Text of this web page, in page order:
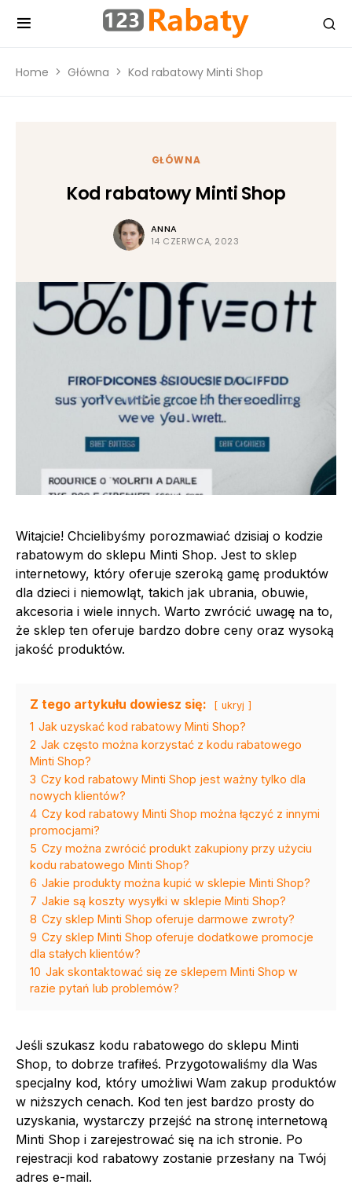
Home Główna Kod rabatowy Minti Shop
GŁÓWNA
Kod rabatowy Minti Shop
ANNA
14 CZERWCA, 2023
Witajcie! Chcielibyśmy porozmawiać dzisiaj o kodzie
rabatowym do sklepu Minti Shop. Jest to sklep
internetowy, który oferuje szeroką gamę produktów
dla dzieci i niemowląt, takich jak ubrania, obuwie,
akcesoria i wiele innych. Warto zwrócić uwagę na to,
że sklep ten oferuje bardzo dobre ceny oraz wysoką
jakość produktów.
Z tego artykułu dowiesz się: ukryj
1 Jak uzyskać kod rabatowy Minti Shop?
2 Jak często można korzystać z kodu rabatowego
Minti Shop?
3 Czy kod rabatowy Minti Shop jest ważny tylko dla
nowych klientów?
4 Czy kod rabatowy Minti Shop można łączyć z innymi
promocjami?
5 Czy można zwrócić produkt zakupiony przy użyciu
kodu rabatowego Minti Shop?
6 Jakie produkty można kupić w sklepie Minti Shop?
7 Jakie są koszty wysyłki w sklepie Minti Shop?
8 Czy sklep Minti Shop oferuje darmowe zwroty?
9 Czy sklep Minti Shop oferuje dodatkowe promocje
dla stałych klientów?
10 Jak skontaktować się ze sklepem Minti Shop w
razie pytań lub problemów?
Jeśli szukasz kodu rabatowego do sklepu Minti
Shop, to dobrze trafiłeś. Przygotowaliśmy dla Was
specjalny kod, który umożliwi Wam zakup produktów
w niższych cenach. Kod ten jest bardzo prosty do
uzyskania, wystarczy przejść na stronę internetową
Minti Shop i zarejestrować się na ich stronie. Po
rejestracji kod rabatowy zostanie przesłany na Twój
adres e-mail.